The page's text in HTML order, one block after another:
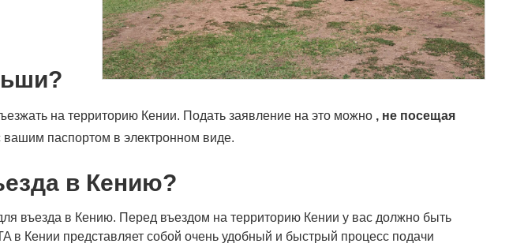
на территорию Кении. Подать заявление на это можно , не посещая
паспортом в электронном виде.
в Кению?
въезда в Кению. Перед въездом на территорию Кении у вас должно быть
в Кении представляет собой очень удобный и быстрый процесс подачи